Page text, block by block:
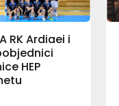
RK Ardiaei i
HEP